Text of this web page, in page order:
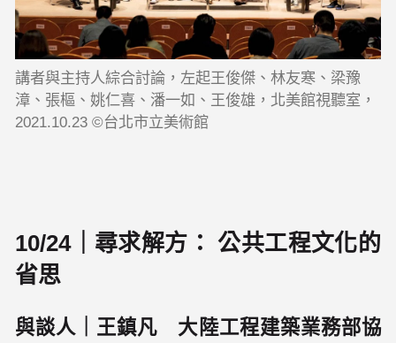
講者與主持人綜合討論，左起王俊傑、林友寒、梁豫
漳、張樞、姚仁喜、潘一如、王俊雄，北美館視聽室，
2021.10.23 ©台北市立美術館
10/24｜尋求解方： 公共工程文化的
省思
與談人｜王鎮凡 大陸工程建築業務部協